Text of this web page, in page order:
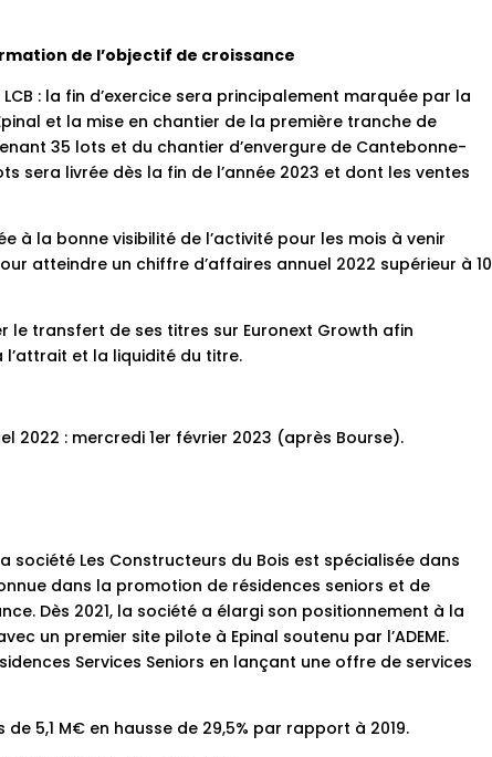
de l’objectif de croissance
: la fin d’exercice sera principalement marquée par la
et la mise en chantier de la première tranche de
35 lots et du chantier d’envergure de Cantebonne-
sera livrée dès la fin de l’année 2023 et dont les ventes
à la bonne visibilité de l’activité pour les mois à venir
atteindre un chiffre d’affaires annuel 2022 supérieur à 10
le transfert de ses titres sur Euronext Growth afin
et la liquidité du titre.
2022 : mercredi 1er février 2023 (après Bourse).
la société Les Constructeurs du Bois est spécialisée dans
dans la promotion de résidences seniors et de
Dès 2021, la société a élargi son positionnement à la
un premier site pilote à Epinal soutenu par l’ADEME.
Services Seniors en lançant une offre de services
5,1 M€ en hausse de 29,5% par rapport à 2019.